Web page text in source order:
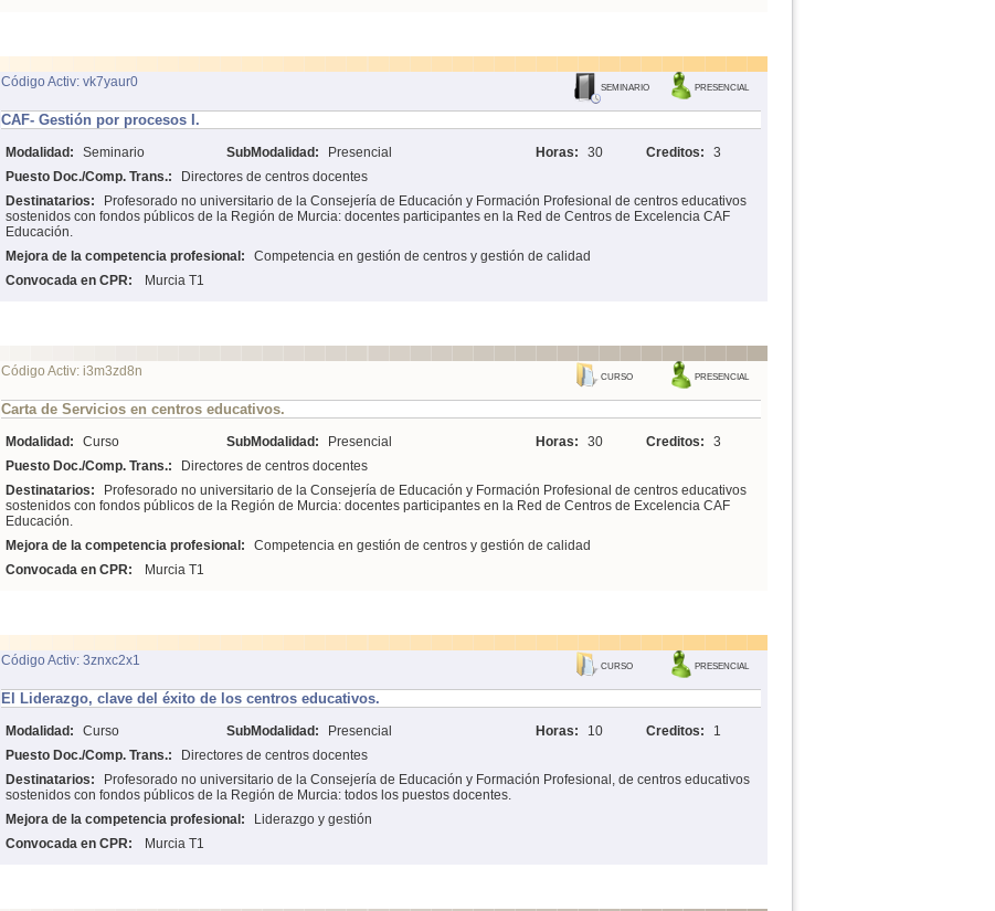
Código Activ: vk7yaur0 PRESENCIAL
SEMINARIO
CAF- Gestión por procesos I.
Modalidad: Seminario SubModalidad: Presencial Horas: 30 Creditos:
3
Puesto Doc./Comp. Trans.:
Directores de centros docentes
Destinatarios:
Profesorado no universitario de la Consejería de Educación y Formación Profesional de centros educativos
sostenidos con fondos públicos de la Región de Murcia: docentes participantes en la Red de Centros de Excelencia CAF
Educación.
Mejora de la competencia profesional:
Competencia en gestión de centros y gestión de calidad
Convocada en CPR:
Murcia T1
Código Activ: i3m3zd8n PRESENCIAL
CURSO
Carta de Servicios en centros educativos.
Modalidad: Curso SubModalidad: Presencial Horas: 30 Creditos:
3
Puesto Doc./Comp. Trans.:
Directores de centros docentes
Destinatarios:
Profesorado no universitario de la Consejería de Educación y Formación Profesional de centros educativos
sostenidos con fondos públicos de la Región de Murcia: docentes participantes en la Red de Centros de Excelencia CAF
Educación.
Mejora de la competencia profesional:
Competencia en gestión de centros y gestión de calidad
Convocada en CPR:
Murcia T1
Código Activ: 3znxc2x1 PRESENCIAL
CURSO
El Liderazgo, clave del éxito de los centros educativos.
Modalidad: Curso SubModalidad: Presencial Horas: 10 Creditos:
1
Puesto Doc./Comp. Trans.:
Directores de centros docentes
Destinatarios:
Profesorado no universitario de la Consejería de Educación y Formación Profesional, de centros educativos
sostenidos con fondos públicos de la Región de Murcia: todos los puestos docentes.
Mejora de la competencia profesional:
Liderazgo y gestión
Convocada en CPR:
Murcia T1